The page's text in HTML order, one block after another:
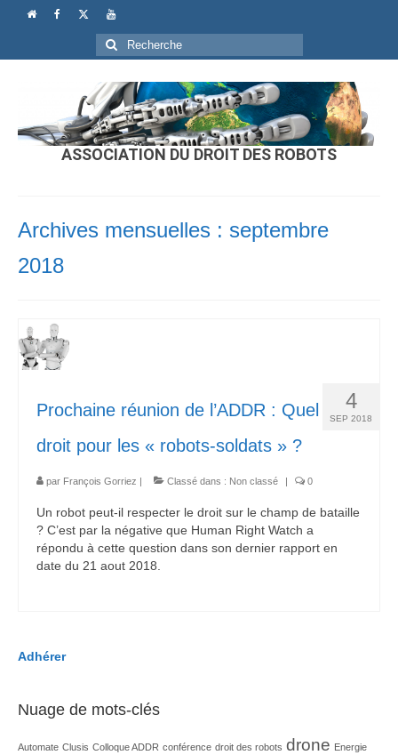
Rechercher
:
ASSOCIATION DU DROIT DES ROBOTS
Archives mensuelles : septembre
2018
4
SEP 2018
Prochaine réunion de l’ADDR : Quel
droit pour les « robots-soldats » ?
par François Gorriez | Classé dans : Non classé | 0
Un robot peut-il respecter le droit sur le champ de bataille
? C’est par la négative que Human Right Watch a
répondu à cette question dans son dernier rapport en
date du 21 aout 2018.
Adhérer
Nuage de mots-clés
Automate Clusis Colloque ADDR conférence droit des robots drone Energie